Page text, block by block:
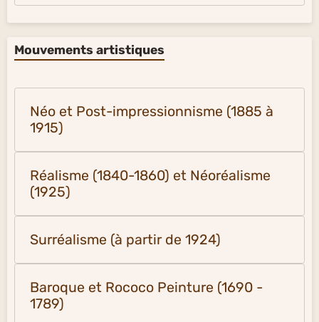
Mouvements artistiques
Néo et Post-impressionnisme (1885 à
1915)
Réalisme (1840-1860) et Néoréalisme
(1925)
Surréalisme (à partir de 1924)
Baroque et Rococo Peinture (1690 -
1789)